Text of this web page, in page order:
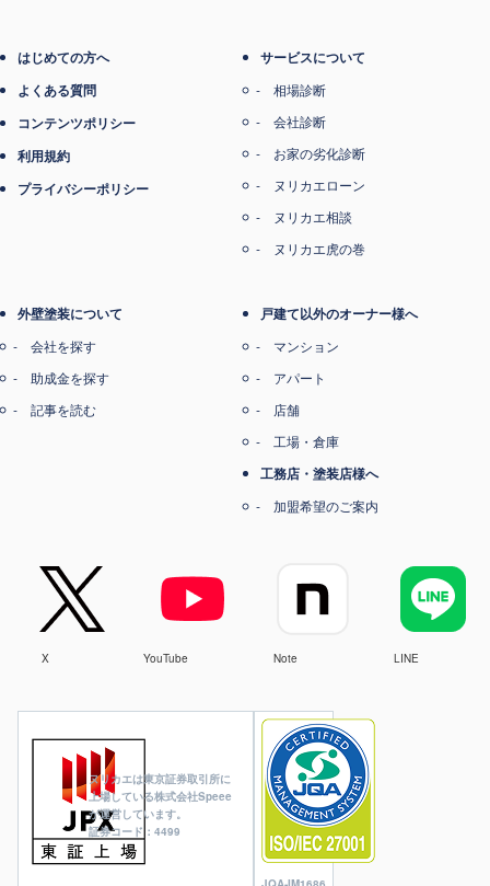
ヌリカエは東京証券取引所に
上場している株式会社Speee
が運営しています。
証券コード：4499
はじめての方へ
よくある質問
コンテンツポリシー
利用規約
プライバシーポリシー
サービスについて
相場診断
会社診断
お家の劣化診断
ヌリカエローン
ヌリカエ相談
ヌリカエ虎の巻
外壁塗装について
会社を探す
助成金を探す
記事を読む
戸建て以外のオーナー様へ
マンション
アパート
店舗
工場・倉庫
工務店・塗装店様へ
加盟希望のご案内
X YouTube Note LINE